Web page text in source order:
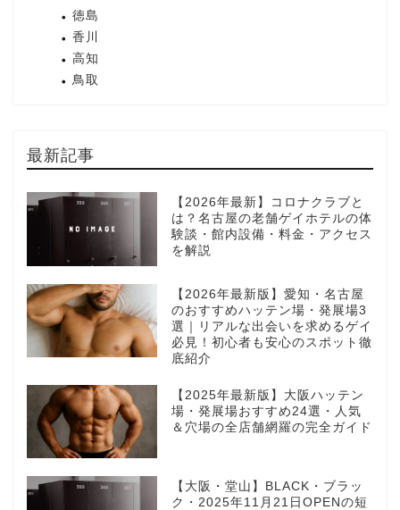
徳島
香川
高知
鳥取
最新記事
【2026年最新】コロナクラブと
は？名古屋の老舗ゲイホテルの体
験談・館内設備・料金・アクセス
を解説
【2026年最新版】愛知・名古屋
のおすすめハッテン場・発展場3
選｜リアルな出会いを求めるゲイ
必見！初心者も安心のスポット徹
底紹介
【2025年最新版】大阪ハッテン
場・発展場おすすめ24選・人気
＆穴場の全店舗網羅の完全ガイド
【大阪・堂山】BLACK・ブラッ
ク・2025年11月21日OPENの短